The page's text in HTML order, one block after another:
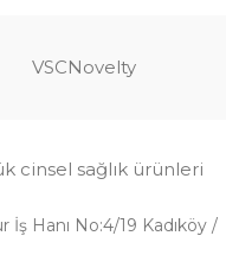
VSCNovelty
cinsel sağlık ürünleri
Hanı No:4/19 Kadıköy /